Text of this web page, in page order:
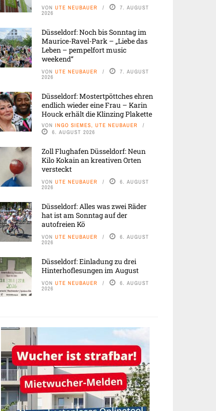
VON UTE NEUBAUER 7. AUGUST
2026
Düsseldorf: Noch bis Sonntag im
Maurice-Ravel-Park – „Liebe das
Leben – pempelfort music
weekend“
VON UTE NEUBAUER 7. AUGUST
2026
Düsseldorf: Mostertpöttches ehren
endlich wieder eine Frau – Karin
Houck erhält die Klinzing Plakette
VON INGO SIEMES, UTE NEUBAUER
6. AUGUST 2026
Zoll Flughafen Düsseldorf: Neun
Kilo Kokain an kreativen Orten
versteckt
VON UTE NEUBAUER 6. AUGUST
2026
Düsseldorf: Alles was zwei Räder
hat ist am Sonntag auf der
autofreien Kö
VON UTE NEUBAUER 6. AUGUST
2026
Düsseldorf: Einladung zu drei
Hinterhoflesungen im August
VON UTE NEUBAUER 6. AUGUST
2026